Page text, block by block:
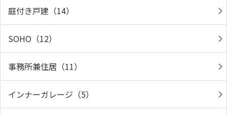
庭付き戸建（14）
SOHO（12）
事務所兼住居（11）
インナーガレージ（5）